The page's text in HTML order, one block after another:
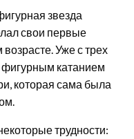
звезда
свои первые
Уже с трех
фигурным катанием
которая сама была
трудности: